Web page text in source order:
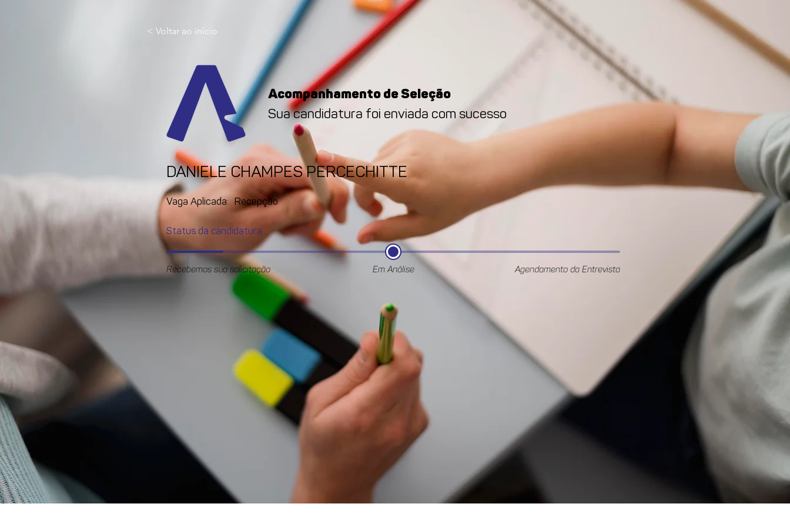
< Voltar ao início
Acompanhamento de Seleção
Sua candidatura foi enviada com sucesso
DANIELE CHAMPES PERCECHITTE
Vaga Aplicada: Recepção
Status da candidatura
Recebemos sua solicitação Em Análise Agendamento da Entrevista